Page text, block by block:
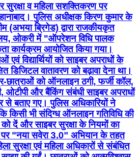
सुरक्षा व महिला सशक्तिकरण पर
पुलिस अधीक्षक किरण कुमार के
(अभया ब्रिगेड) द्वारा राजकीयकृत
ओकरी में "ऑपरेशन विधि पालक
आयोजित किया गया।
एवं विद्यार्थियों को साइबर अपराधों के
डिजिटल वातावरण को बढ़ावा देना था।
छात्राओं को ऑनलाइन ठगी, फर्जी कॉल,
ओटीपी और बैंकिंग संबंधी साइबर अपराधों
से बताए गए। पुलिस अधिकारियों ने
कि किसी भी संदिग्ध ऑनलाइन गतिविधि की
दें और साइबर सुरक्षा के नियमों का
"नया सवेरा 3.0" अभियान के तहत
सुरक्षा एवं महिला अधिकारों से संबंधित